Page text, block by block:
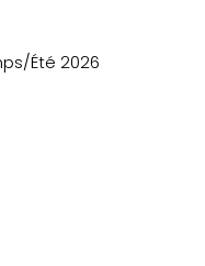
Été 2026